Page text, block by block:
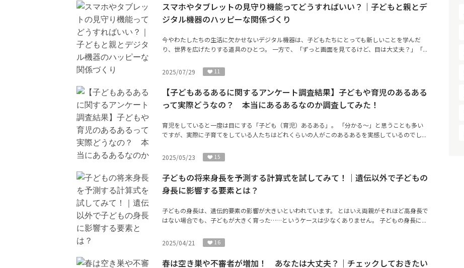
スマホやタブレットの見守り機能ってどうすればいい？｜子どもと親とデ
ジタル機器のハッピーな関係づくり
今やわたしたちの生活に欠かせないデジタル機器は、子どもたちにとっても新しいことを学んだ
り、世界を広げたりする道具のひとつ。 一方で、「ずっと画面を見てるけど、目は大丈夫？」「...
2025/07/29 11
【子どもあるあるに関するアンケート調査結果】子どもや育児のあるある
って実際どうなの？ 本当にあるあるなのか調査してみた！
育児をしていると一度は目にする「子ども（育児）あるある」。 「分かる～」と思うことも多い
ですが、実際に子育てをしている人たちはどれくらいの人がこのあるあるを実感しているのでし...
2025/05/23 15
子どもの将来身長を予測する計算式を試してみて！｜遺伝以外で子どもの
身長に影響する要素とは？
子どもの身長は、遺伝的要素の影響が大きいといわれています。 とはいえ両親がそれほど高身長で
はない場合でも、子どもが大きく育った……というケースは少なくありません。 子どもの身長に...
2025/04/21 16
春は空き巣や不審者が増加！ あなたは大丈夫？｜チェックしておきたい